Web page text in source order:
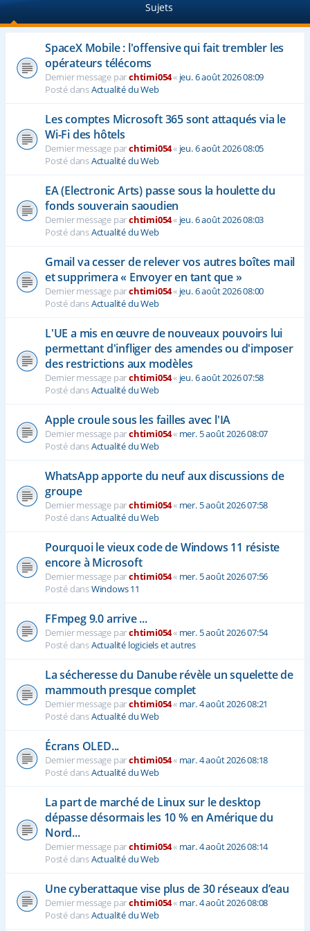
Sujets
SpaceX Mobile : l'offensive qui fait trembler les
opérateurs télécoms
Dernier message parchtimi054« jeu. 6 août 2026 08:09
Posté dansActualité du Web
Les comptes Microsoft 365 sont attaqués via le
Wi-Fi des hôtels
Dernier message parchtimi054« jeu. 6 août 2026 08:05
Posté dansActualité du Web
EA (Electronic Arts) passe sous la houlette du
fonds souverain saoudien
Dernier message parchtimi054« jeu. 6 août 2026 08:03
Posté dansActualité du Web
Gmail va cesser de relever vos autres boîtes mail
et supprimera « Envoyer en tant que »
Dernier message parchtimi054« jeu. 6 août 2026 08:00
Posté dansActualité du Web
L'UE a mis en œuvre de nouveaux pouvoirs lui
permettant d'infliger des amendes ou d'imposer
des restrictions aux modèles
Dernier message parchtimi054« jeu. 6 août 2026 07:58
Posté dansActualité du Web
Apple croule sous les failles avec l'IA
Dernier message parchtimi054« mer. 5 août 2026 08:07
Posté dansActualité du Web
WhatsApp apporte du neuf aux discussions de
groupe
Dernier message parchtimi054« mer. 5 août 2026 07:58
Posté dansActualité du Web
Pourquoi le vieux code de Windows 11 résiste
encore à Microsoft
Dernier message parchtimi054« mer. 5 août 2026 07:56
Posté dansWindows 11
FFmpeg 9.0 arrive ...
Dernier message parchtimi054« mer. 5 août 2026 07:54
Posté dansActualité logiciels et autres
La sécheresse du Danube révèle un squelette de
mammouth presque complet
Dernier message parchtimi054« mar. 4 août 2026 08:21
Posté dansActualité du Web
Écrans OLED...
Dernier message parchtimi054« mar. 4 août 2026 08:18
Posté dansActualité du Web
La part de marché de Linux sur le desktop
dépasse désormais les 10 % en Amérique du
Nord...
Dernier message parchtimi054« mar. 4 août 2026 08:14
Posté dansActualité du Web
Une cyberattaque vise plus de 30 réseaux d’eau
Dernier message parchtimi054« mar. 4 août 2026 08:08
Posté dansActualité du Web